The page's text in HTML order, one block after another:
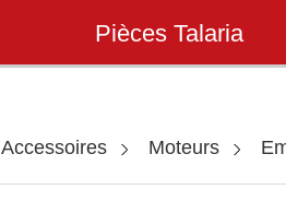
Pièces Talaria
Accessoires Moteurs